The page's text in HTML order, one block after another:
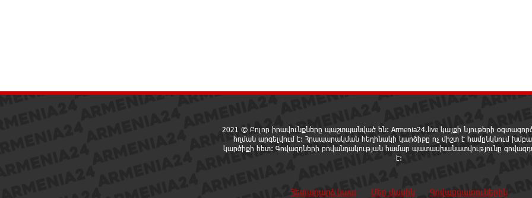
2021 © Բոլոր իրավունքները պաշտպանված են: Armenia24.live կայքի նյութերի
հղման արգելվում է: Հրապարակման հեղինակի կարծիքը ոչ միշտ է համընկնում
կարծիքի հետ: Գովազդների բովանդակության համար պատասխանատվությունը
է:
Հետադարձ կապ Մեր մասին Գովազդատուներին